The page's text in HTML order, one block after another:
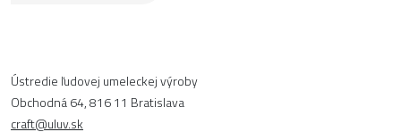
Ústredie ľudovej umeleckej výroby
Obchodná 64, 816 11 Bratislava
craft@uluv.sk